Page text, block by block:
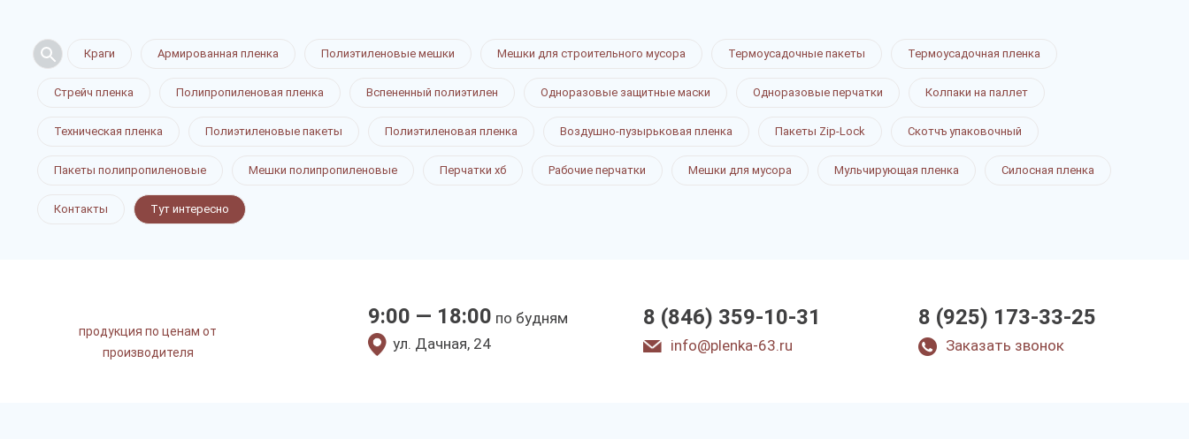
Краги Армированная пленка Полиэтиленовые мешки Мешки для строительного мусора Термоусадочные пакеты Термоусадочная пленка
Стрейч пленка Полипропиленовая пленка Вспененный полиэтилен Одноразовые защитные маски Одноразовые перчатки Колпаки на паллет
Техническая пленка Полиэтиленовые пакеты Полиэтиленовая пленка Воздушно-пузырьковая пленка Пакеты Zip-Lock Скотчъ упаковочный
Пакеты полипропиленовые Мешки полипропиленовые Перчатки хб Рабочие перчатки Мешки для мусора Мульчирующая пленка Силосная пленка
Контакты Тут интересно
продукция по ценам от
производителя
9:00 — 18:00 по будням
ул. Дачная, 24
8 (846) 359-10-31
info@plenka-63.ru
8 (925) 173-33-25
Заказать звонок